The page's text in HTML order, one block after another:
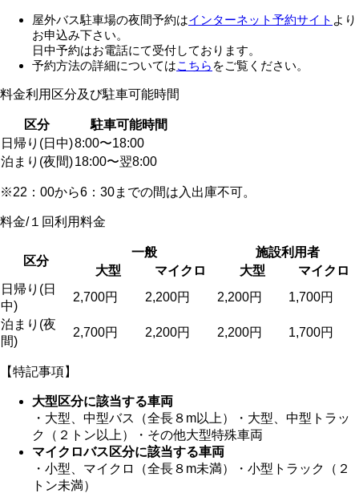
屋外バス駐車場の夜間予約はインターネット予約サイト より
お申込み下さい。
日中予約はお電話にて受付しております。
予約方法の詳細についてはこちら をご覧ください。
料金利用区分及び駐車可能時間
区分
駐車可能時間
日帰り(日中)8:00〜18:00
泊まり(夜間)18:00〜翌8:00
※22：00から6：30までの間は入出庫不可。
料金/１回利用料金
区分
一般
施設利用者
大型
マイクロ 大型
マイクロ
日帰り(日
中)
2,700円 2,200円 2,200円
1,700円
泊まり(夜
間)
2,700円 2,200円 2,200円 1,700円
【特記事項】
大型区分に該当する車両
・大型、中型バス（全長８m以上）
・大型、中型トラッ
ク（２トン以上）
・その他大型特殊車両
マイクロバス区分に該当する車両
・小型、マイクロ（全長８m未満）
・小型トラック（２
トン未満）